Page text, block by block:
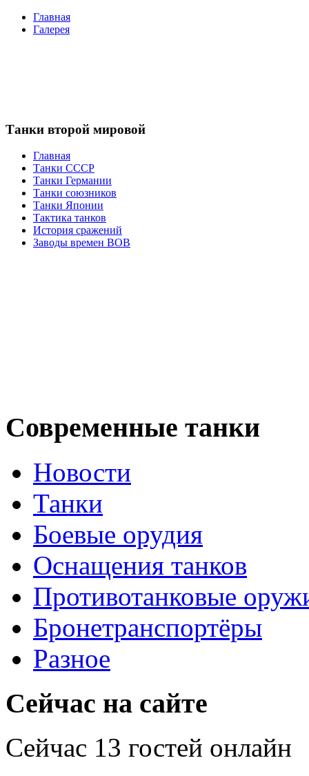
Главная
Галерея
Танки второй мировой
Главная
Танки СССР
Танки Германии
Танки союзников
Танки Японии
Тактика танков
История сражений
Заводы времен ВОВ
Современные танки
Новости
Танки
Боевые орудия
Оснащения танков
Противотанковые
Бронетранспортёры
Разное
Сейчас на сайте
Сейчас 13 гостей онлайн